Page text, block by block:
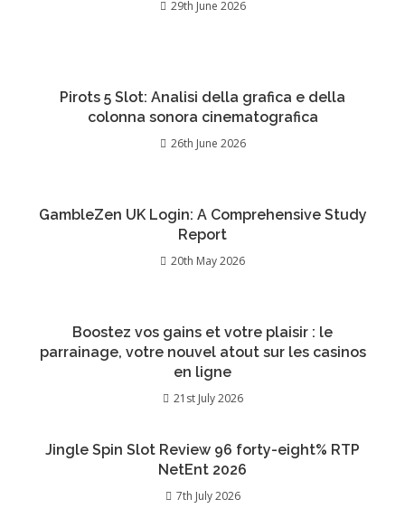
29th June 2026
Pirots 5 Slot: Analisi della grafica e della
colonna sonora cinematografica
26th June 2026
GambleZen UK Login: A Comprehensive Study
Report
20th May 2026
Boostez vos gains et votre plaisir : le
parrainage, votre nouvel atout sur les casinos
en ligne
21st July 2026
Jingle Spin Slot Review 96 forty-eight% RTP
NetEnt 2026
7th July 2026